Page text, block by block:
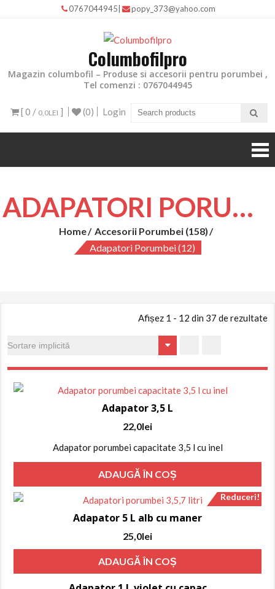
0767044945 popy_373@yahoo.com
Columbofilpro
Magazin columbofil – Produse si accesorii pentru porumbei ,
Tel comenzi : 0767044945
[ 0 / 0,0LEI ] (0) Login
ADAPATORI PORUMBEI (12)
Home
Accesorii Porumbei (158)
Adapatori Porumbei (12)
Afișez 1 - 12 din 37 de rezultate
Adapator 3,5 L
22,0lei
Adapator porumbei capacitate 3,5 l cu inel
ADAUGĂ ÎN COȘ
Reduceri!
Adapator 5 L alb cu maner
Prețul
inițial
a
fost:
25,0lei
curent
este:
25,0lei.
ADAUGĂ ÎN COȘ